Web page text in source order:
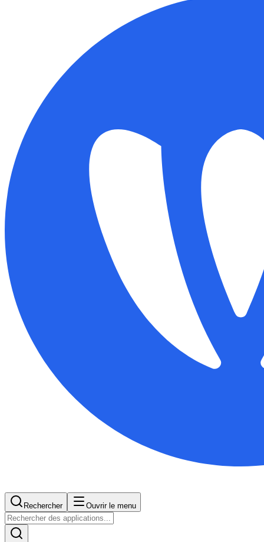
Rechercher Ouvrir le menu